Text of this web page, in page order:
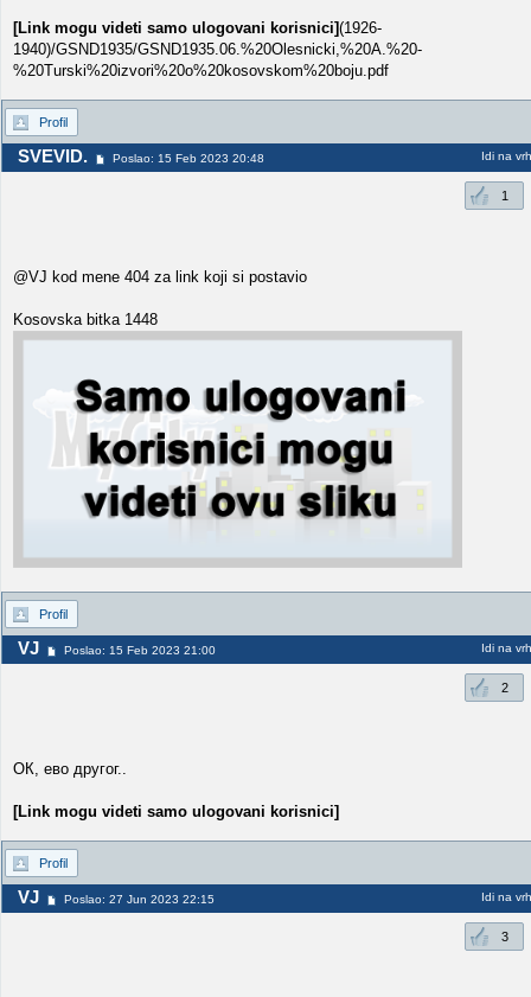
[Link mogu videti samo ulogovani korisnici](1926-
1940)/GSND1935/GSND1935.06.%20Olesnicki,%20A.%20-
%20Turski%20izvori%20o%20kosovskom%20boju.pdf
Profil
SVEVID. Poslao: 15 Feb 2023 20:48 Idi na vrh
1
@VJ kod mene 404 za link koji si postavio
Kosovska bitka 1448
Profil
VJ Poslao: 15 Feb 2023 21:00 Idi na vrh
2
ОК, ево другог..
[Link mogu videti samo ulogovani korisnici]
Profil
VJ Poslao: 27 Jun 2023 22:15 Idi na vrh
3